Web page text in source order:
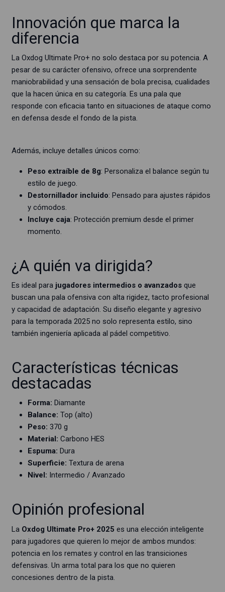
Innovación que marca la
diferencia
La Oxdog Ultimate Pro+ no solo destaca por su potencia. A
pesar de su carácter ofensivo, ofrece una sorprendente
maniobrabilidad y una sensación de bola precisa, cualidades
que la hacen única en su categoría. Es una pala que
responde con eficacia tanto en situaciones de ataque como
en defensa desde el fondo de la pista.
Además, incluye detalles únicos como:
Peso extraíble de 8g: Personaliza el balance según tu
estilo de juego.
Destornillador incluido: Pensado para ajustes rápidos
y cómodos.
Incluye caja: Protección premium desde el primer
momento.
¿A quién va dirigida?
Es ideal para jugadores intermedios o avanzadosque
buscan una pala ofensiva con alta rigidez, tacto profesional
y capacidad de adaptación. Su diseño elegante y agresivo
para la temporada 2025 no solo representa estilo, sino
también ingeniería aplicada al pádel competitivo.
Características técnicas
destacadas
Forma: Diamante
Balance: Top (alto)
Peso: 370 g
Material: Carbono HES
Espuma: Dura
Superficie: Textura de arena
Nivel: Intermedio / Avanzado
Opinión profesional
La Oxdog Ultimate Pro+ 2025 es una elección inteligente
para jugadores que quieren lo mejor de ambos mundos:
potencia en los remates y control en las transiciones
defensivas. Un arma total para los que no quieren
concesiones dentro de la pista.